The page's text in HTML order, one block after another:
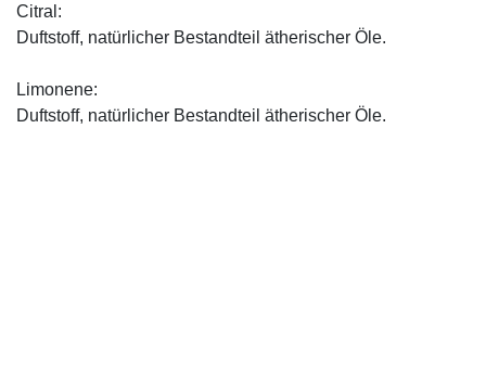
Citral:
Duftstoff, natürlicher Bestandteil ätherischer Öle.
Limonene:
Duftstoff, natürlicher Bestandteil ätherischer Öle.